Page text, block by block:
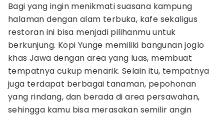
Bagi yang ingin menikmati suasana kampung
halaman dengan alam terbuka, kafe sekaligus
restoran ini bisa menjadi pilihanmu untuk
berkunjung. Kopi Yunge memiliki bangunan joglo
khas Jawa dengan area yang luas, membuat
tempatnya cukup menarik. Selain itu, tempatnya
juga terdapat berbagai tanaman, pepohonan
yang rindang, dan berada di area persawahan,
sehingga kamu bisa merasakan semilir angin